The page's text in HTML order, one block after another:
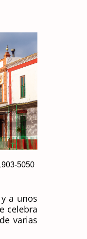
5050
a unos
celebra
varias